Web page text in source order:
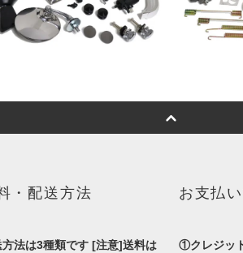
・配送方法
方法は3種類です [注意]送料は
お支払
①クレジッ